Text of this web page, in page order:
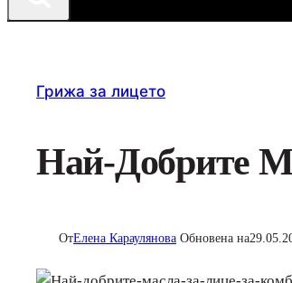
Грижа за лицето
Най-Добрите
ОтЕлена Караулянова Обновена на